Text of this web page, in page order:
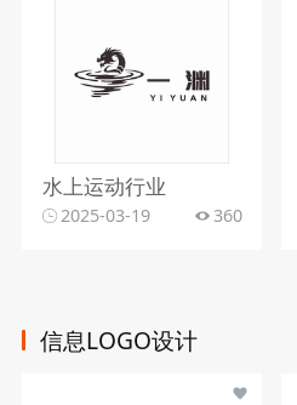
水上运动行业
2025-03-19 360
信息LOGO设计